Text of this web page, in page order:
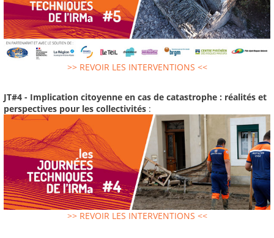
>> REVOIR LES INTERVENTIONS <<
JT#4 - Implication citoyenne en cas de catastrophe : réalités et
perspectives pour les collectivités :
>> REVOIR LES INTERVENTIONS <<